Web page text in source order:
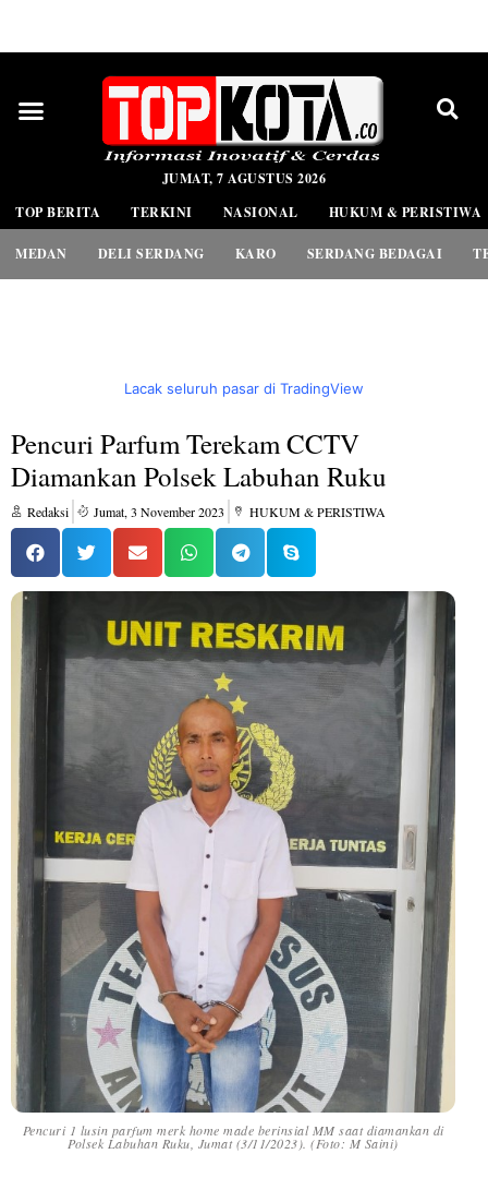
JUMAT, 7 AGUSTUS 2026
TOP BERITA
TERKINI NASIONAL HUKUM & PERISTIWA
MEDAN DELI SERDANG KARO SERDANG BEDAGAI
Lacak seluruh pasar di TradingView
Pencuri Parfum Terekam CCTV
Diamankan Polsek Labuhan Ruku
Redaksi Jumat, 3 November 2023 HUKUM & PERISTIWA
Pencuri 1 lusin parfum merk home made berinsial MM saat diamankan di
Polsek Labuhan Ruku, Jumat (3/11/2023). (Foto: M Saini)